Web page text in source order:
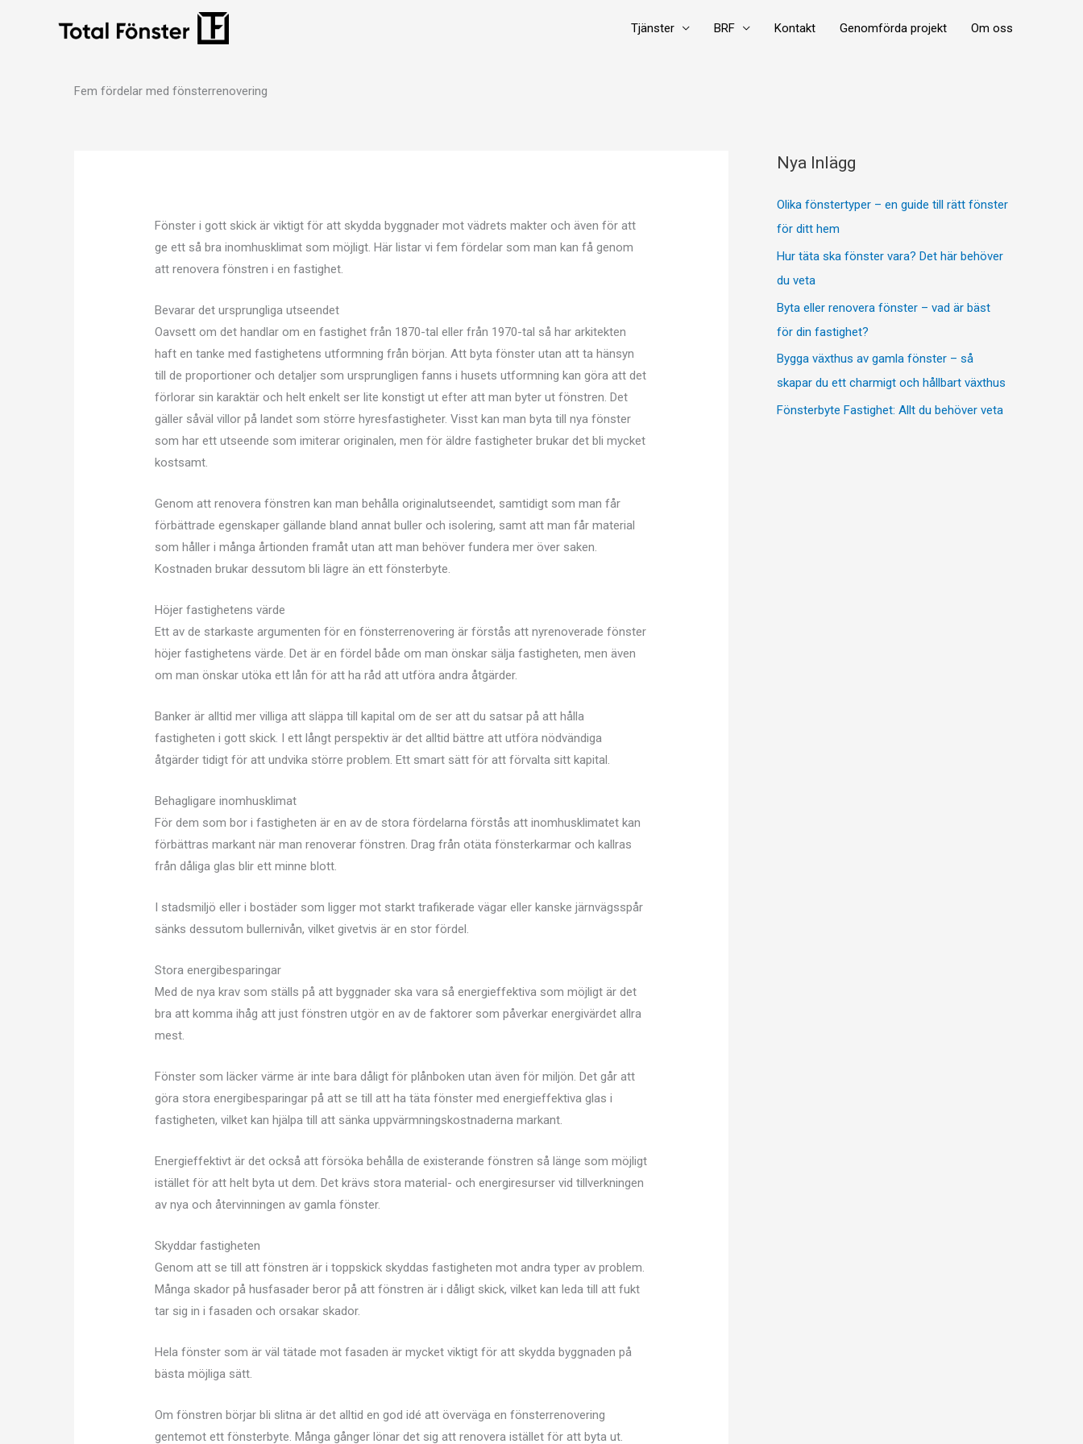
Tjänster BRF Kontakt Genomförda projekt Om oss
Fem fördelar med fönsterrenovering
Fönster i gott skick är viktigt för att skydda byggnader mot vädrets makter och även för att
ge ett så bra inomhusklimat som möjligt. Här listar vi fem fördelar som man kan få genom
att renovera fönstren i en fastighet.
Bevarar det ursprungliga utseendet
Oavsett om det handlar om en fastighet från 1870-tal eller från 1970-tal så har arkitekten
haft en tanke med fastighetens utformning från början. Att byta fönster utan att ta hänsyn
till de proportioner och detaljer som ursprungligen fanns i husets utformning kan göra att det
förlorar sin karaktär och helt enkelt ser lite konstigt ut efter att man byter ut fönstren. Det
gäller såväl villor på landet som större hyresfastigheter. Visst kan man byta till nya fönster
som har ett utseende som imiterar originalen, men för äldre fastigheter brukar det bli mycket
kostsamt.
Genom att renovera fönstren kan man behålla originalutseendet, samtidigt som man får
förbättrade egenskaper gällande bland annat buller och isolering, samt att man får material
som håller i många årtionden framåt utan att man behöver fundera mer över saken.
Kostnaden brukar dessutom bli lägre än ett fönsterbyte.
Höjer fastighetens värde
Ett av de starkaste argumenten för en fönsterrenovering är förstås att nyrenoverade fönster
höjer fastighetens värde. Det är en fördel både om man önskar sälja fastigheten, men även
om man önskar utöka ett lån för att ha råd att utföra andra åtgärder.
Banker är alltid mer villiga att släppa till kapital om de ser att du satsar på att hålla
fastigheten i gott skick. I ett långt perspektiv är det alltid bättre att utföra nödvändiga
åtgärder tidigt för att undvika större problem. Ett smart sätt för att förvalta sitt kapital.
Behagligare inomhusklimat
För dem som bor i fastigheten är en av de stora fördelarna förstås att inomhusklimatet kan
förbättras markant när man renoverar fönstren. Drag från otäta fönsterkarmar och kallras
från dåliga glas blir ett minne blott.
I stadsmiljö eller i bostäder som ligger mot starkt trafikerade vägar eller kanske järnvägsspår
sänks dessutom bullernivån, vilket givetvis är en stor fördel.
Stora energibesparingar
Med de nya krav som ställs på att byggnader ska vara så energieffektiva som möjligt är det
bra att komma ihåg att just fönstren utgör en av de faktorer som påverkar energivärdet allra
mest.
Fönster som läcker värme är inte bara dåligt för plånboken utan även för miljön. Det går att
göra stora energibesparingar på att se till att ha täta fönster med energieffektiva glas i
fastigheten, vilket kan hjälpa till att sänka uppvärmningskostnaderna markant.
Energieffektivt är det också att försöka behålla de existerande fönstren så länge som möjligt
istället för att helt byta ut dem. Det krävs stora material- och energiresurser vid tillverkningen
av nya och återvinningen av gamla fönster.
Skyddar fastigheten
Genom att se till att fönstren är i toppskick skyddas fastigheten mot andra typer av problem.
Många skador på husfasader beror på att fönstren är i dåligt skick, vilket kan leda till att fukt
tar sig in i fasaden och orsakar skador.
Hela fönster som är väl tätade mot fasaden är mycket viktigt för att skydda byggnaden på
bästa möjliga sätt.
Om fönstren börjar bli slitna är det alltid en god idé att överväga en fönsterrenovering
gentemot ett fönsterbyte. Många gånger lönar det sig att renovera istället för att byta ut.
Nya Inlägg
Olika fönstertyper – en guide till rätt fönster
för ditt hem
Hur täta ska fönster vara? Det här behöver
du veta
Byta eller renovera fönster – vad är bäst
för din fastighet?
Bygga växthus av gamla fönster – så
skapar du ett charmigt och hållbart växthus
Fönsterbyte Fastighet: Allt du behöver veta